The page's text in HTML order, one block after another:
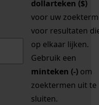
dollarteken ($)
voor uw zoekterm
voor resultaten
op elkaar lijken.
Gebruik een
minteken (-) om
zoektermen uit te
sluiten.